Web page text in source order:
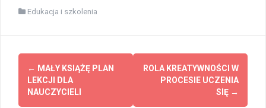
Edukacja i szkolenia
Post
navigation
← MAŁY KSIĄŻĘ PLAN
LEKCJI DLA
NAUCZYCIELI
ROLA KREATYWNOŚCI W
PROCESIE UCZENIA
SIĘ →